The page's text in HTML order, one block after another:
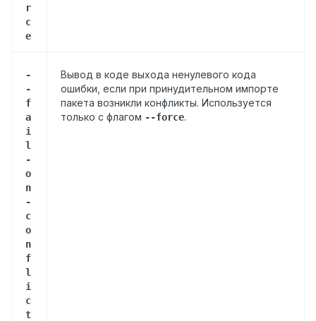
r
c
e
-
-
f
a
i
l
-
o
n
-
c
o
n
f
l
i
c
t
Вывод в коде выхода ненулевого кода
ошибки, если при принудительном импорте
пакета возникли конфликты. Используется
только с флагом --force.